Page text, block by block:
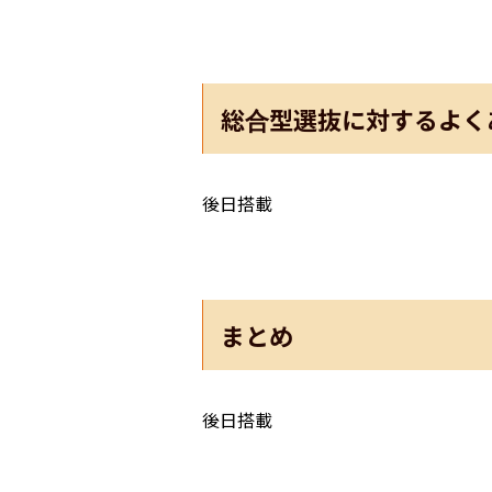
総合型選抜に対するよ
後日搭載
まとめ
後日搭載